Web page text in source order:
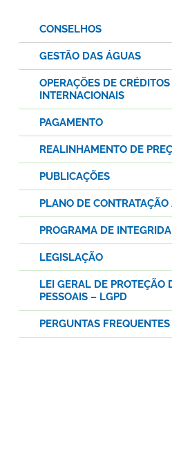
CONSELHOS
GESTÃO DAS ÁGUAS
OPERAÇÕES DE CRÉDITOS
INTERNACIONAIS
PAGAMENTO
REALINHAMENTO DE
PUBLICAÇÕES
PLANO DE
PROGRAMA DE
LEGISLAÇÃO
LEI GERAL DE PROTEÇÃO
PESSOAIS – LGPD
PERGUNTAS FREQUENTES